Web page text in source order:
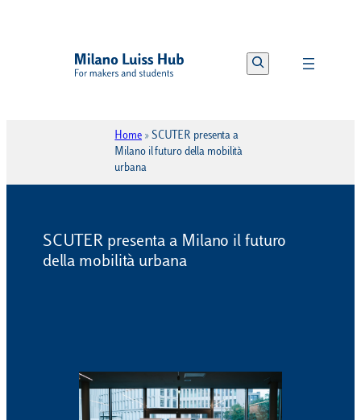
contenuto
Search
Home » SCUTER presenta a
Milano il futuro della mobilità
urbana
SCUTER presenta a Milano il futuro
della mobilità urbana